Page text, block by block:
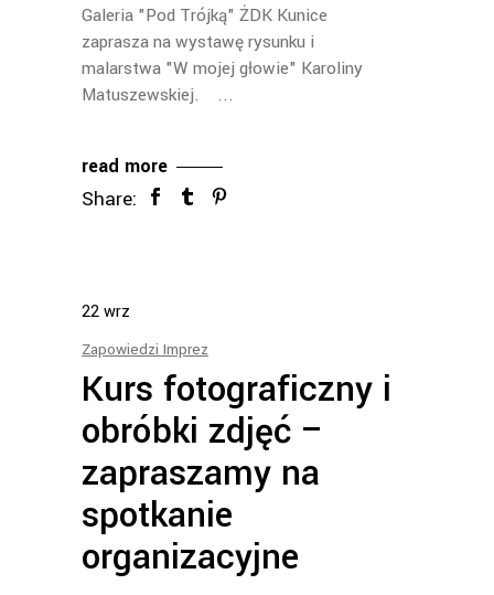
Galeria "Pod Trójką" ŻDK Kunice
zaprasza na wystawę rysunku i
malarstwa "W mojej głowie" Karoliny
Matuszewskiej.
read more
Share:
22wrz
Zapowiedzi Imprez
Kurs fotograficzny i
obróbki zdjęć –
zapraszamy na
spotkanie
organizacyjne